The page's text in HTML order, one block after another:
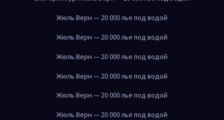
Жюль Верн — 20 000 лье под водой
Жюль Верн — 20 000 лье под водой
Жюль Верн — 20 000 лье под водой
Жюль Верн — 20 000 лье под водой
Жюль Верн — 20 000 лье под водой
Жюль Верн — 20 000 лье под водой